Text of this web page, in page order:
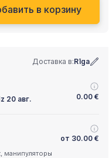
в корзину
Доставка в:Rīga
20 авг.
0.00 €
от 30.00 €
манипуляторы